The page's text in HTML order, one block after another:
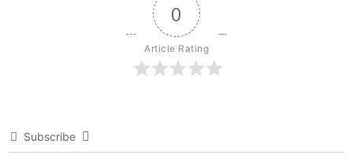
0
Article Rating
Subscribe